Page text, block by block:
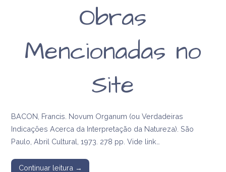
Obras
Mencionadas no
Site
BACON, Francis. Novum Organum (ou Verdadeiras
Indicações Acerca da Interpretação da Natureza). São
Paulo, Abril Cultural, 1973. 278 pp. Vide link…
Continuar leitura →